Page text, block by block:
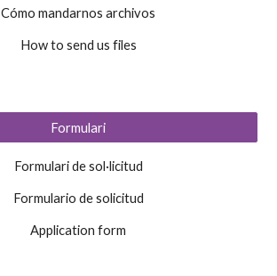
Cómo mandarnos archivos
How to send us files
Formulari
Formulari de sol·licitud
Formulario de solicitud
Application form